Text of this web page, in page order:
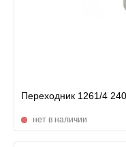
Переходник 1261/4
нет в наличии